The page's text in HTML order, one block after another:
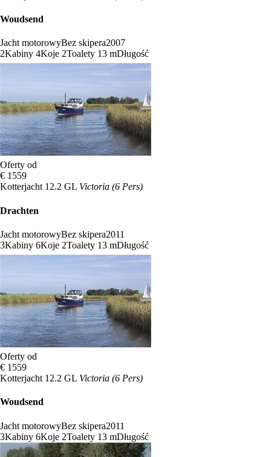
Woudsend
Jacht motorowyBez skipera2007
2Kabiny 4Koje 2Toalety 13 mDługość
Oferty od
€ 1559
Kotterjacht 12.2 GL Victoria (6 Pers)
Drachten
Jacht motorowyBez skipera2011
3Kabiny 6Koje 2Toalety 13 mDługość
Oferty od
€ 1559
Kotterjacht 12.2 GL Victoria (6 Pers)
Woudsend
Jacht motorowyBez skipera2011
3Kabiny 6Koje 2Toalety 13 mDługość